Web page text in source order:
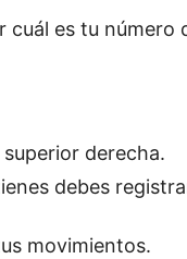
es tu número
superior derecha.
debes
movimientos.